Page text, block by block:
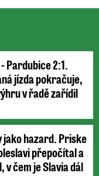
Pardubice 2:1.
jízda pokračuje,
v řadě zařídil
jako hazard. Priske
přepočítal a
v čem je Slavia dál